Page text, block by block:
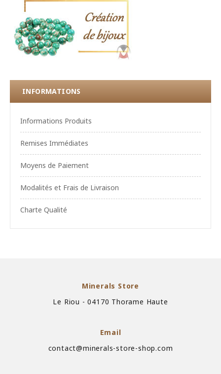
INFORMATIONS
Informations Produits
Remises Immédiates
Moyens de Paiement
Modalités et Frais de Livraison
Charte Qualité
Minerals Store
Le Riou - 04170 Thorame Haute
Email
contact@minerals-store-shop.com